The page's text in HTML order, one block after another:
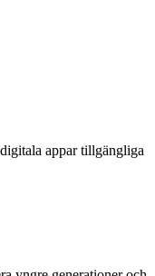
appar tillgängliga